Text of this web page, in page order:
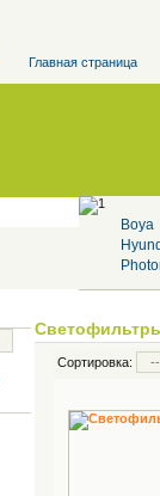
Главная страница
Boya
Сортировка: